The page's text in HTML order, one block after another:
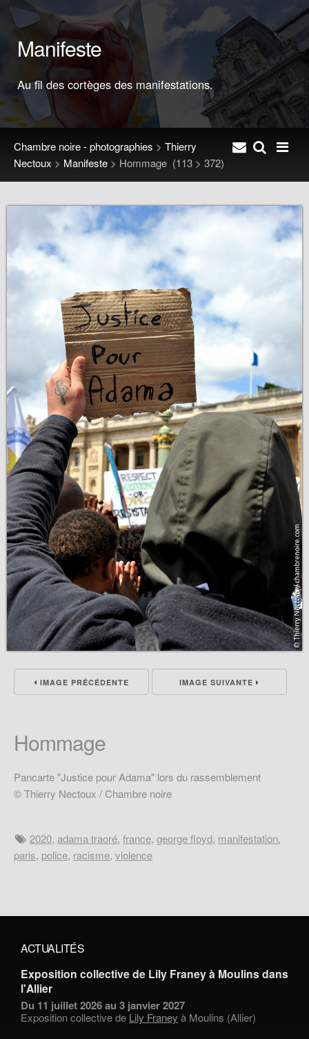
Manifeste
Au fil des cortèges des manifestations.
Chambre noire - photographies > Thierry
Nectoux > Manifeste > Hommage (113 > 372)
IMAGE PRÉCÉDENTE IMAGE SUIVANTE
Hommage
Pancarte "Justice pour Adama" lors du rassemblement
© Thierry Nectoux / Chambre noire
2020, adama traoré,france,george floyd, manifestation,
paris, police, racisme, violence
ACTUALITÉS
Exposition collective de Lily Franey à Moulins dans
l'Allier
Du 11 juillet 2026 au 3 janvier 2027
Exposition collective de Lily Franey à Moulins (Allier)